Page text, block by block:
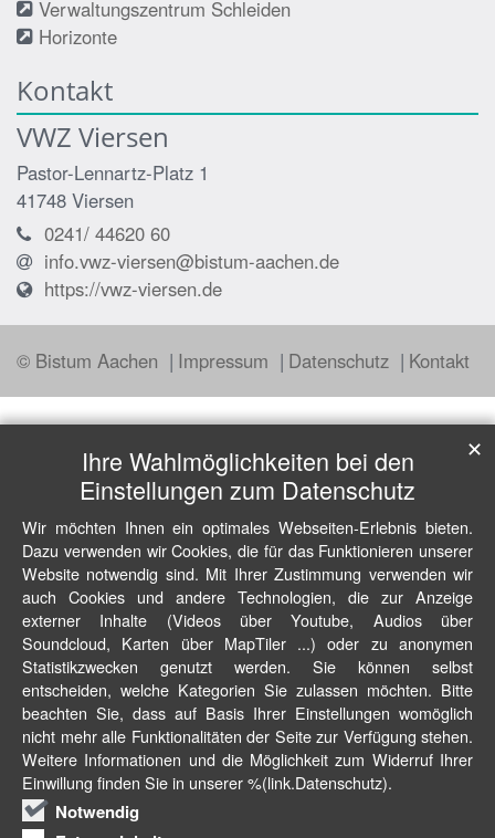
Verwaltungszentrum Schleiden
Horizonte
Kontakt
VWZ Viersen
Pastor-Lennartz-Platz 1
41748 Viersen
0241/ 44620 60
info.vwz-viersen@bistum-aachen.de
https://vwz-viersen.de
© Bistum Aachen Impressum Datenschutz Kontakt
Ihre Wahlmöglichkeiten bei den
Einstellungen zum Datenschutz
Wir möchten Ihnen ein optimales Webseiten-Erlebnis bieten.
Dazu verwenden wir Cookies, die für das Funktionieren unserer
Website notwendig sind. Mit Ihrer Zustimmung verwenden wir
auch Cookies und andere Technologien, die zur Anzeige
externer Inhalte (Videos über Youtube, Audios über
Soundcloud, Karten über MapTiler ...) oder zu anonymen
Statistikzwecken genutzt werden. Sie können selbst
entscheiden, welche Kategorien Sie zulassen möchten. Bitte
beachten Sie, dass auf Basis Ihrer Einstellungen womöglich
nicht mehr alle Funktionalitäten der Seite zur Verfügung stehen.
Weitere Informationen und die Möglichkeit zum Widerruf Ihrer
Einwillung finden Sie in unserer %(link.Datenschutz).
Notwendig
✕